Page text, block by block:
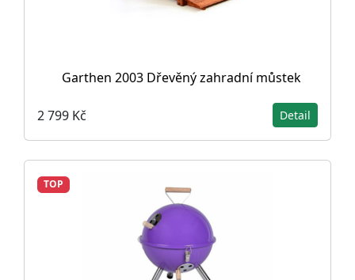
Garthen 2003 Dřevěný zahradní můstek
2 799 Kč Detail
TOP